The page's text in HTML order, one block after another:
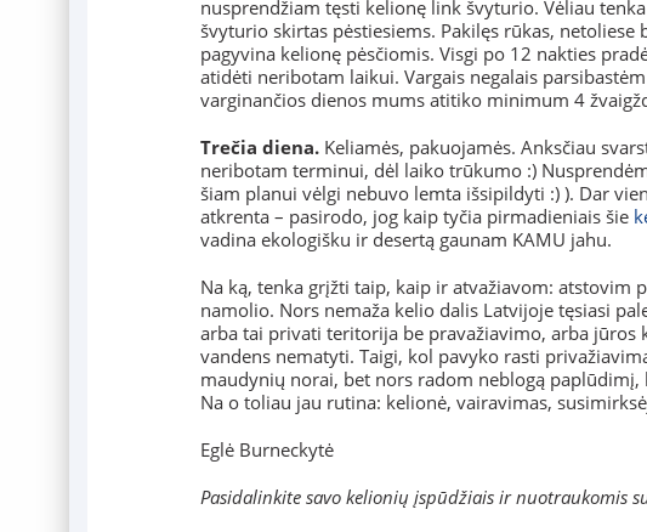
nusprendžiam tęsti kelionę link švyturio. Vėliau
švyturio skirtas pėstiesiems. Pakilęs rūkas, netoliese
pagyvina kelionę pėsčiomis. Visgi po 12 nakties
atidėti neribotam laikui. Vargais negalais
varginančios dienos mums atitiko minimum 4
Trečia diena. Keliamės, pakuojamės. Anksčiau
neribotam terminui, dėl laiko trūkumo :)
šiam planui vėlgi nebuvo lemta išsipildyti :) ). Dar
atkrenta – pasirodo, jog kaip tyčia pirmadieniais šie
vadina ekologišku ir desertą gaunam KAMU jahu.
Na ką, tenka grįžti taip, kaip ir atvažiavom: atstovim
namolio. Nors nemaža kelio dalis Latvijoje tęsiasi
arba tai privati teritorija be pravažiavimo, arba jūros
vandens nematyti. Taigi, kol pavyko rasti
maudynių norai, bet nors radom neblogą
Na o toliau jau rutina: kelionė, vairavimas,
Eglė Burneckytė
Pasidalinkite savo kelionių įspūdžiais ir nuotraukomis